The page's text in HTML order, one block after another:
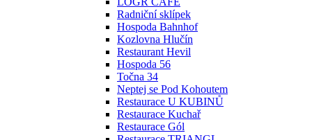
Radniční sklípek
Hospoda Bahnhof
Kozlovna Hlučín
Restaurant Hevil
Hospoda 56
Točna 34
Neptej se Pod Kohoutem
Restaurace U KUBINŮ
Restaurace Kuchař
Restaurace Gól